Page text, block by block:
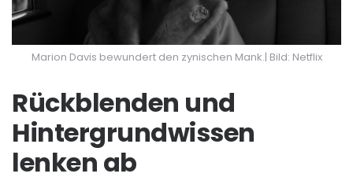
Marion Davis bewundert den zynischen Mank.| Bild: Netflix
Rückblenden und
Hintergrundwissen
lenken ab